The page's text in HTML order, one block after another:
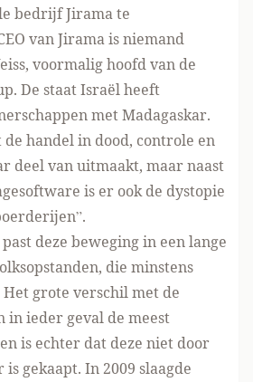
bedrijf Jirama te
van Jirama is niemand
voormalig hoofd van de
De staat Israël heeft
met Madagaskar.
handel in dood, controle en
deel van uitmaakt, maar naast
is er ook de dystopie
deze beweging in een lange
die minstens
grote verschil met de
in ieder geval de meest
is echter dat deze niet door
gekaapt. In 2009 slaagde